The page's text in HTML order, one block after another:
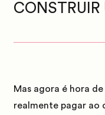
Mas agora é hora
realmente pagar ao